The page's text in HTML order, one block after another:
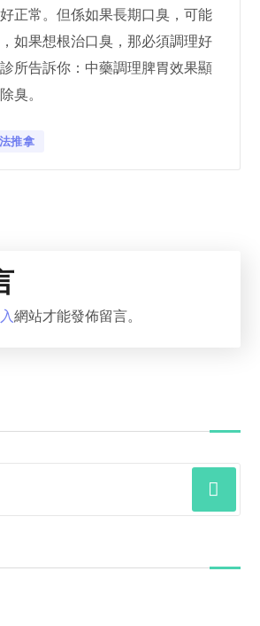
正常。但係如果長期口臭，可能
如果想根治口臭，那必須調理好
所告訴你：中藥調理脾胃效果顯
臭。
推拿
網站才能發佈留言。